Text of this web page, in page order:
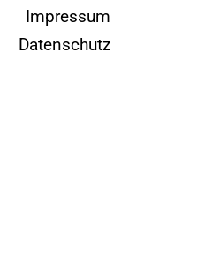
Impressum
Datenschutz